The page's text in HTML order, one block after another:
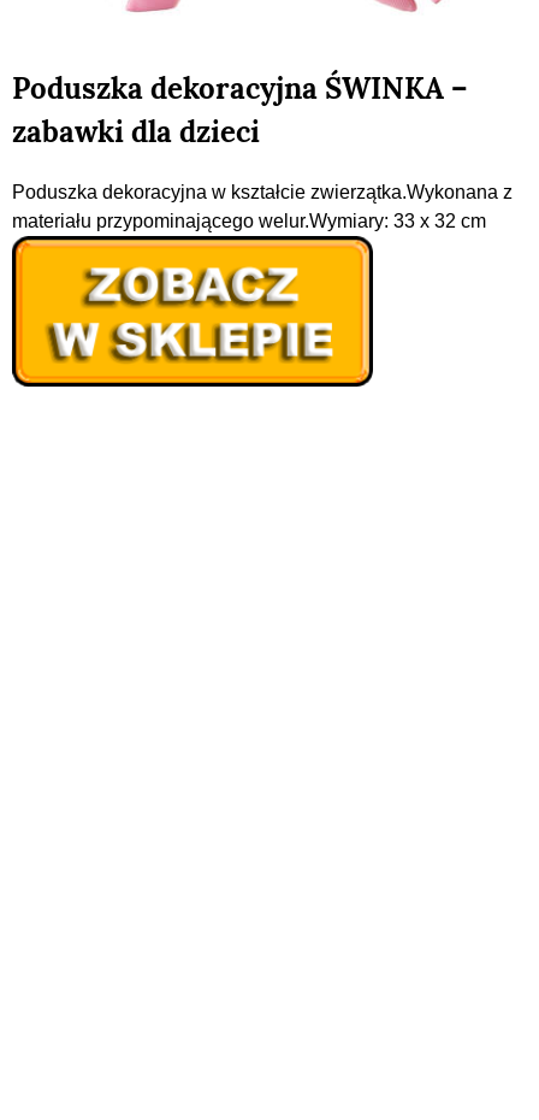
Poduszka dekoracyjna ŚWINKA –
zabawki dla dzieci
Poduszka dekoracyjna w kształcie zwierzątka.Wykonana z
materiału przypominającego welur.Wymiary: 33 x 32 cm